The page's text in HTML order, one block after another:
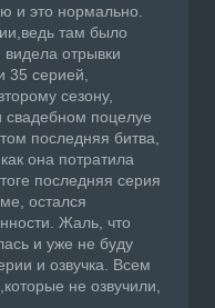
и это нормально.
там было
отрывки
35 серией,
сезону,
свадебном поцелуе
последняя битва,
она потратила
последняя серия
остался
Жаль, что
и уже не буду
и озвучка. Всем
не озвучили,